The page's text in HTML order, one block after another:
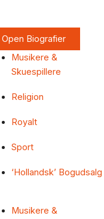
Open Biografier
Musikere &
Skuespillere
Religion
Royalt
Sport
‘Hollandsk’ Bogudsalg
Musikere &